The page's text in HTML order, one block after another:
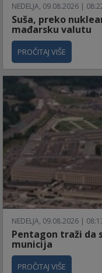
NEDELJA, 09.08.2026 |
Suša, preko
mađarsku valutu
PROČITAJ VIŠE
NEDELJA, 09.08.2026 |
Pentagon traži da
municija
PROČITAJ VIŠE